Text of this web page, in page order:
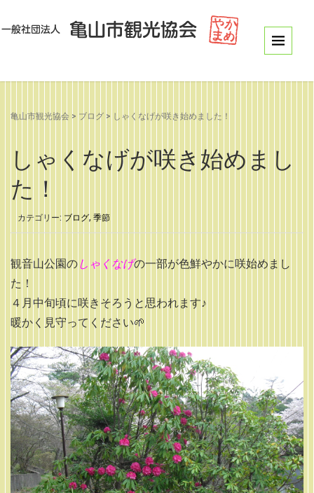
亀山市観光協会 > ブログ > しゃくなげが咲き始めました！
しゃくなげが咲き始めまし
た！
カテゴリー: ブログ, 季節
観音山公園のしゃくなげの一部が色鮮やかに咲始めまし
た！
４月中旬頃に咲きそろうと思われます♪
暖かく見守ってください🌱